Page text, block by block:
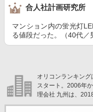
合人社計画研究所
マンション内の蛍光灯
る値段だった。（40代／
オリコンランキン
スタート。2006年
理会社 九州は、